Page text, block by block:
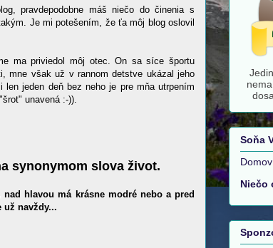
pravdepodobne máš niečo do činenia s
Je mi potešením, že ťa môj blog oslovil
ma priviedol môj otec. On sa síce športu
mne však už v rannom detstve ukázal jeho
len jeden deň bez neho je pre mňa utrpením
unavená :-)).
synonymom slova život.
hlavou má krásne modré nebo a pred
navždy...
Soňa
Domov
Niečo